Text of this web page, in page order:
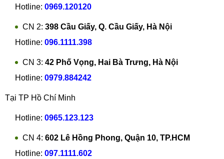
Hotline: 0969.120120
CN 2: 398 Cầu Giấy, Q. Cầu Giấy, Hà Nội
Hotline: 096.1111.398
CN 3: 42 Phố Vọng, Hai Bà Trưng, Hà Nội
Hotline: 0979.884242
Tại TP Hồ Chí Minh
Hotline: 0965.123.123
CN 4: 602 Lê Hồng Phong, Quận 10, TP.HCM
Hotline: 097.1111.602